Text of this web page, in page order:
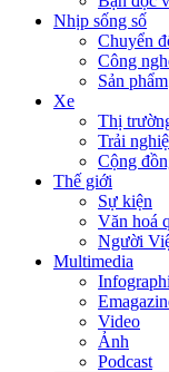
Nhịp sống số
Chuyển
Công
Sản phẩm
Xe
Thị
Trải
Cộng
Thế giới
Sự kiện
Văn hoá
Người
Multimedia
Video
Ảnh
Podcast